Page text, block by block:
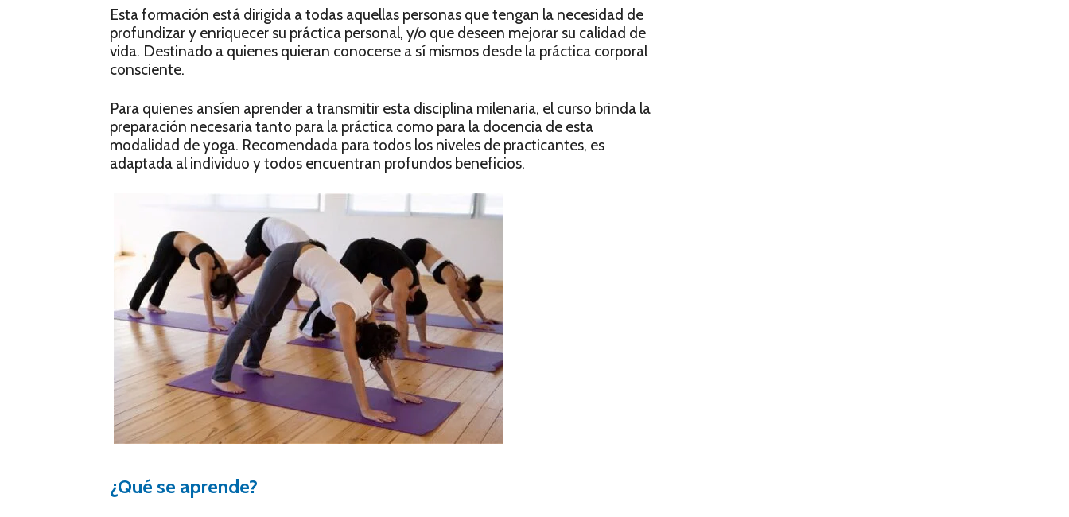
Esta formación está dirigida a todas aquellas personas que tengan la necesidad de
profundizar y enriquecer su práctica personal, y/o que deseen mejorar su calidad de
vida. Destinado a quienes quieran conocerse a sí mismos desde la práctica corporal
consciente.
Para quienes ansíen aprender a transmitir esta disciplina milenaria, el curso brinda la
preparación necesaria tanto para la práctica como para la docencia de esta
modalidad de yoga. Recomendada para todos los niveles de practicantes, es
adaptada al individuo y todos encuentran profundos beneficios.
¿Qué se aprende?